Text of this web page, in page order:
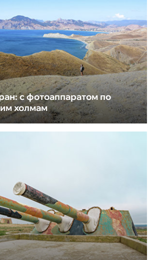
с фотоаппаратом по
холмам